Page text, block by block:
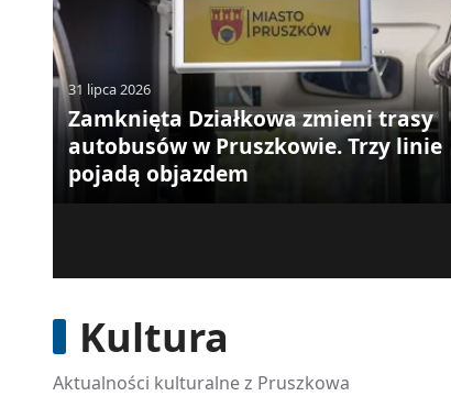
31 lipca 2026
Zamknięta Działkowa zmieni trasy
autobusów w Pruszkowie. Trzy linie
pojadą objazdem
Kultura
Aktualności kulturalne z Pruszkowa